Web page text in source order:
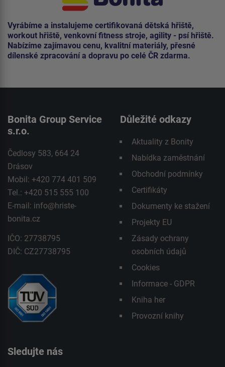
Vyrábíme a instalujeme certifikovaná dětská hřiště,
workout hřiště, venkovní fitness stroje, agility - psí hřiště.
Nabízíme zajímavou cenu, kvalitní materiály, přesné
dílenské zpracování a dopravu po celé ČR zdarma.
Bonita Group Service
s.r.o.
Čedlosy 583, 664 24
Drásov
Mobil: +420 774 401 509
Tel.: +420 515 555 100
E-mail: info@hriste-
bonita.cz
IČO: 27738795
DIČ: CZ27738795
Důležité odkazy
Aktuality z Bonity
Nabídka zaměstnání
Obchodní podmínky
Certifikáty
Dokumenty ke stažení
Projekty EU
Zásady ochrany
osobních údajů
Cookies
Informace - GDPR
Kniha her
Provozní knihy
Sledujte nás